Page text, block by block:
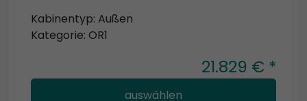
Kabinentyp: Außen
Kategorie: OR1
21.829 € *
auswählen